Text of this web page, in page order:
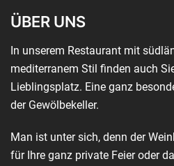
ÜBER UNS
In unserem Restaurant mit
mediterranem Stil finden auch
Lieblingsplatz. Eine ganz
der Gewölbekeller.
Man ist unter sich, denn der
für Ihre ganz private Feier oder